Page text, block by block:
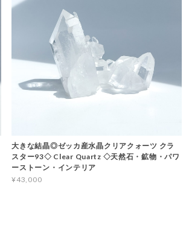
大きな結晶◎ゼッカ産水晶クリアクォーツ クラ
スター93◇ Clear Quartz ◇天然石・鉱物・パワ
ーストーン・インテリア
¥43,000